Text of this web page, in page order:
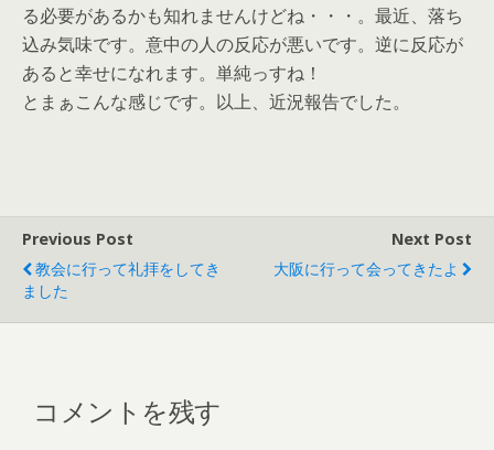
る必要があるかも知れませんけどね・・・。最近、落ち
込み気味です。意中の人の反応が悪いです。逆に反応が
あると幸せになれます。単純っすね！
とまぁこんな感じです。以上、近況報告でした。
Previous Post
教会に行って礼拝をしてき
ました
Next Post
大阪に行って会ってきたよ
コメントを残す